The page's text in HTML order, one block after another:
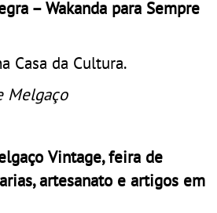
– Wakanda para Sempre
Casa da Cultura.
Melgaço
Vintage, feira de
artesanato e artigos em